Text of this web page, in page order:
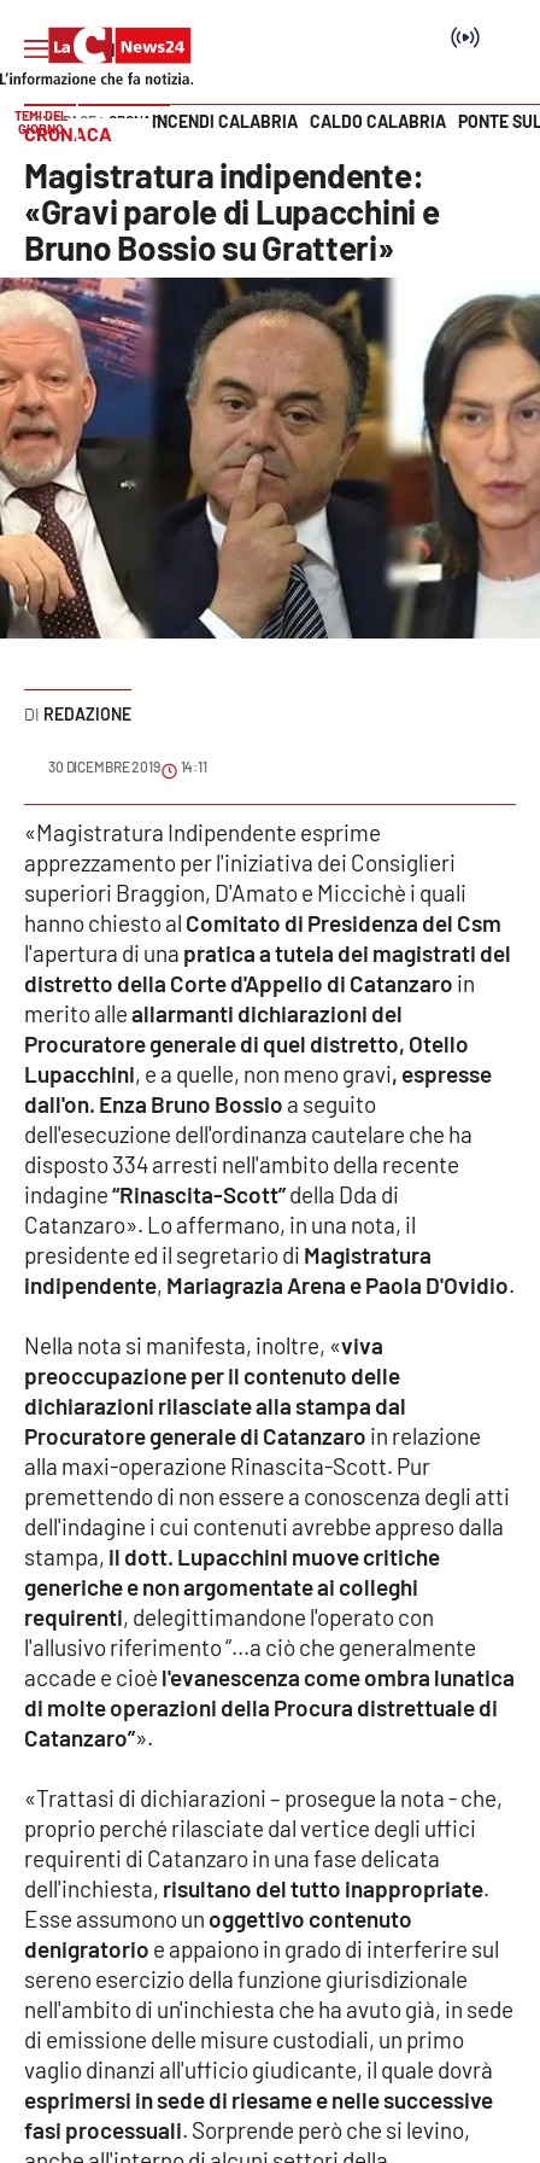
SEZIONI
Cronaca
Politica
Attualità
Economia e lavoro
Italia Mondo
Sanità
Sport
Meteo
Editoriali
VIDEO
Ambiente
Cronaca
Cultura
Economia e Lavoro
Politica
Società
Sport
RUBRICHE
Good Morning Vietnam
Parchi Marini Calabria
Leggendo Alvaro insieme
Le perfidie di Antonella Grippo
Venti di comunicazione
STREAMING
LaC TV
LaC Network
Vai
TEMI DEL
GIORNO
INCENDI CALABRIA CALDO CALABRIA PONTE
HOME PAGE CRONACA
CRONACA
Magistratura indipendente:
«Gravi parole di Lupacchini e
Bruno Bossio su Gratteri»
REDAZIONE
30 DICEMBRE 2019 14:11
«Magistratura Indipendente esprime
apprezzamento per l'iniziativa dei Consiglieri
superiori Braggion, D'Amato e Miccichè i quali
hanno chiesto al Comitato di Presidenza del Csm
l'apertura di una pratica a tutela dei magistrati del
distretto della Corte d'Appello di Catanzaro in
merito alleallarmanti dichiarazioni del
Procuratore generale di quel distretto, Otello
Lupacchini, e a quelle, non meno gravi, espresse
dall'on. Enza Bruno Bossio a seguito
dell'esecuzione dell'ordinanza cautelare che ha
disposto 334 arresti nell'ambito della recente
indagine“Rinascita-Scott”della Dda di
Catanzaro». Lo affermano, in una nota, il
presidente ed il segretario di Magistratura
indipendente, Mariagrazia Arena e Paola D'Ovidio.
Nella nota si manifesta, inoltre, «viva
preoccupazione per il contenuto delle
dichiarazioni rilasciate alla stampa dal
Procuratore generale di Catanzaro in relazione
alla maxi-operazione Rinascita-Scott. Pur
premettendo di non essere a conoscenza degli atti
dell'indagine i cui contenuti avrebbe appreso dalla
stampa, il dott. Lupacchini muove critiche
generiche e non argomentate ai colleghi
requirenti, delegittimandone l'operato con
l'allusivo riferimento “...a ciò che generalmente
accade e cioè l'evanescenza come ombra lunatica
di molte operazioni della Procura distrettuale di
Catanzaro”».
«Trattasi di dichiarazioni – prosegue la nota - che,
proprio perché rilasciate dal vertice degli uffici
requirenti di Catanzaro in una fase delicata
dell'inchiesta, risultano del tutto inappropriate.
Esse assumono un oggettivo contenuto
denigratorio e appaiono in grado di interferire sul
sereno esercizio della funzione giurisdizionale
nell'ambito di un'inchiesta che ha avuto già, in sede
di emissione delle misure custodiali, un primo
vaglio dinanzi all'ufficio giudicante, il quale dovrà
esprimersi in sede di riesame e nelle successive
fasi processuali. Sorprende però che si levino,